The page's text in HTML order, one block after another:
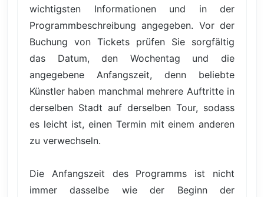
wichtigsten Informationen und in der
Programmbeschreibung angegeben. Vor der
Buchung von Tickets prüfen Sie sorgfältig
das Datum, den Wochentag und die
angegebene Anfangszeit, denn beliebte
Künstler haben manchmal mehrere Auftritte in
derselben Stadt auf derselben Tour, sodass
es leicht ist, einen Termin mit einem anderen
zu verwechseln.
Die Anfangszeit des Programms ist nicht
immer dasselbe wie der Beginn der